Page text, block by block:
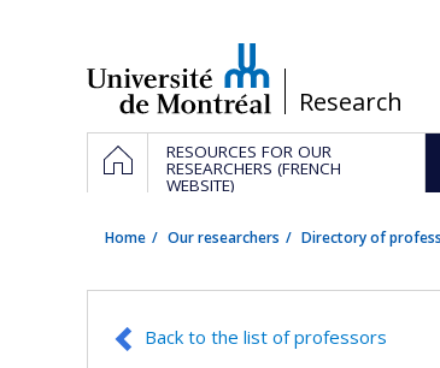
/Research
Navigation
principale
HOMERESOURCES FOR OUR
RESEARCHERS (FRENCH
WEBSITE)
Home Our researchers Directory of
Back to the list of professors